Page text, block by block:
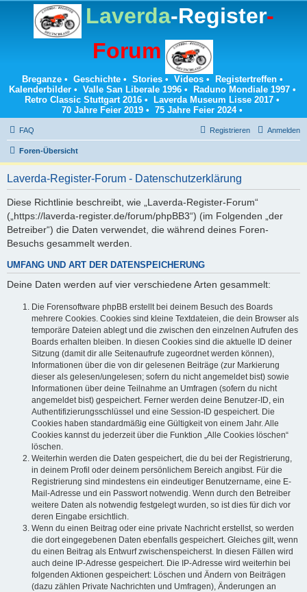
Laverda-Register-
Forum
Breganze• Geschichte• Stories• Videos• Registertreffen•
Kalenderbilder• Valle San Liberale 1996• Raduno Mondiale 1997•
Retro Classic Stuttgart 2016 • Laverda Museum Lisse 2017 •
70 Jahre Feier 2019 • 75 Jahre Feier 2024•
FAQ Anmelden
Registrieren
Foren-Übersicht
Laverda-Register-Forum - Datenschutzerklärung
Diese Richtlinie beschreibt, wie „Laverda-Register-Forum“
(„https://laverda-register.de/forum/phpBB3“) (im Folgenden „der
Betreiber“) die Daten verwendet, die während deines Foren-
Besuchs gesammelt werden.
UMFANG UND ART DER DATENSPEICHERUNG
Deine Daten werden auf vier verschiedene Arten gesammelt:
Die Forensoftware phpBB erstellt bei deinem Besuch des Boards
mehrere Cookies. Cookies sind kleine Textdateien, die dein Browser als
temporäre Dateien ablegt und die zwischen den einzelnen Aufrufen des
Boards erhalten bleiben. In diesen Cookies sind die aktuelle ID deiner
Sitzung (damit dir alle Seitenaufrufe zugeordnet werden können),
Informationen über die von dir gelesenen Beiträge (zur Markierung
dieser als gelesen/ungelesen; sofern du nicht angemeldet bist) sowie
Informationen über deine Teilnahme an Umfragen (sofern du nicht
angemeldet bist) gespeichert. Ferner werden deine Benutzer-ID, ein
Authentifizierungsschlüssel und eine Session-ID gespeichert. Die
Cookies haben standardmäßig eine Gültigkeit von einem Jahr. Alle
Cookies kannst du jederzeit über die Funktion „Alle Cookies löschen“
löschen.
Weiterhin werden die Daten gespeichert, die du bei der Registrierung,
in deinem Profil oder deinem persönlichem Bereich angibst. Für die
Registrierung sind mindestens ein eindeutiger Benutzername, eine E-
Mail-Adresse und ein Passwort notwendig. Wenn durch den Betreiber
weitere Daten als notwendig festgelegt wurden, so ist dies für dich vor
deren Eingabe ersichtlich.
Wenn du einen Beitrag oder eine private Nachricht erstellst, so werden
die dort eingegebenen Daten ebenfalls gespeichert. Gleiches gilt, wenn
du einen Beitrag als Entwurf zwischenspeicherst. In diesen Fällen wird
auch deine IP-Adresse gespeichert. Die IP-Adresse wird weiterhin bei
folgenden Aktionen gespeichert: Löschen und Ändern von Beiträgen
(dazu zählen Private Nachrichten und Umfragen), Änderungen an